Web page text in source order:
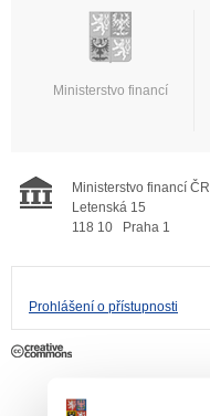
Ministerstvo financí
Ministerstvo financí ČR
Letenská 15
118 10
Praha 1
Prohlášení o přístupnosti